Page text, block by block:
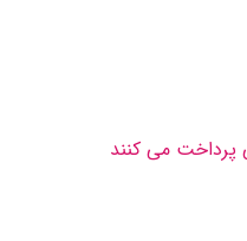
پرداخت مى كنند